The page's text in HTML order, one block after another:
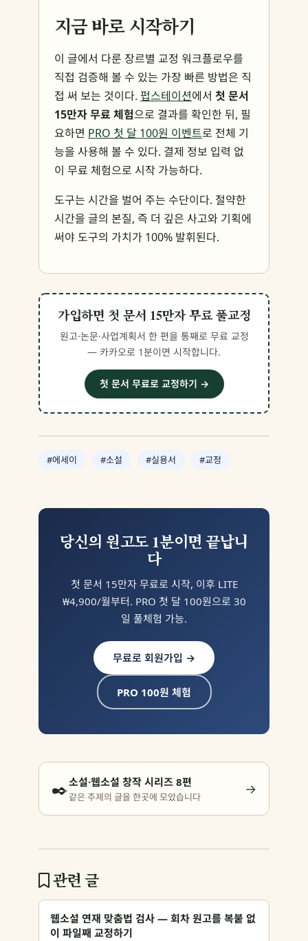
지금 바로 시작하기
이 글에서 다룬 장르별 교정 워크플로우를
직접 검증해 볼 수 있는 가장 빠른 방법은 직
접 써 보는 것이다. 펍스테이션에서 첫 문서
15만자 무료 체험으로 결과를 확인한 뒤, 필
요하면 PRO 첫 달 100원 이벤트로 전체 기
능을 사용해 볼 수 있다. 결제 정보 입력 없
이 무료 체험으로 시작 가능하다.
도구는 시간을 벌어 주는 수단이다. 절약한
시간을 글의 본질, 즉 더 깊은 사고와 기획에
써야 도구의 가치가 100% 발휘된다.
가입하면 첫 문서 15만자 무료 풀교정
원고·논문·사업계획서 한 편을 통째로 무료 교정
— 카카오로 1분이면 시작합니다.
첫 문서 무료로 교정하기 →
#에세이 #소설 #실용서 #교정
당신의 원고도 1분이면 끝납니
다
첫 문서 15만자 무료로 시작, 이후 LITE
₩4,900/월부터. PRO 첫 달 100원으로 30
일 풀체험 가능.
무료로 회원가입 →
PRO 100원 체험
✒️소설·웹소설 창작 시리즈 8편
같은 주제의 글을 한곳에 모았습니다 →
관련 글
웹소설 연재 맞춤법 검사 — 회차 원고를 복붙 없
이 파일째 교정하기